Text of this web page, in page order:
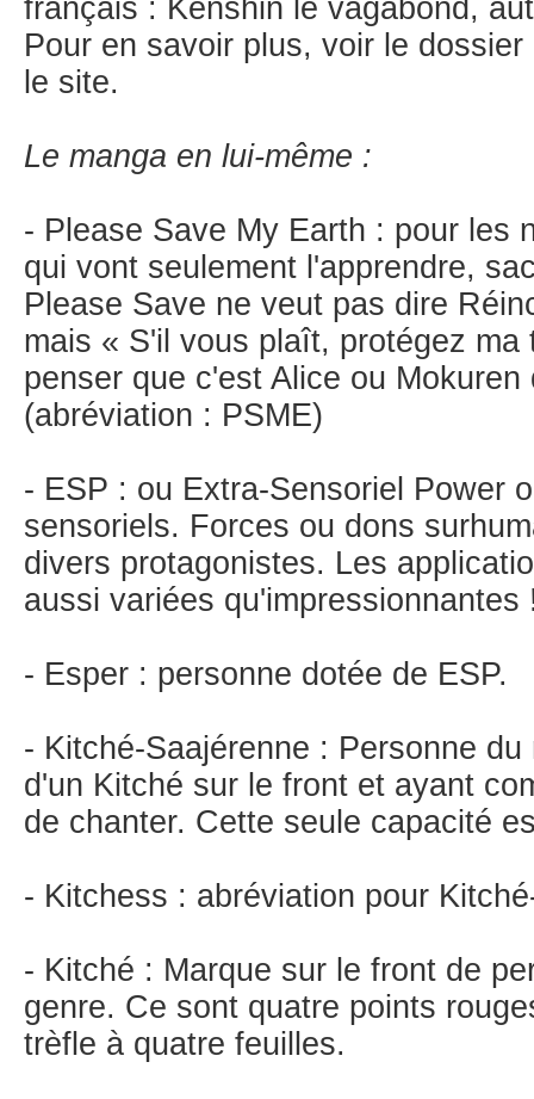
français : Kenshin le vagabond,
Pour en savoir plus, voir le
le site.
Le manga en lui-même :
- Please Save My Earth : pour les
qui vont seulement l'apprendre,
Please Save ne veut pas dire
mais « S'il vous plaît, protégez ma
penser que c'est Alice ou
(abréviation : PSME)
- ESP : ou Extra-Sensoriel Power
sensoriels. Forces ou dons
divers protagonistes. Les
aussi variées qu'impressionnantes
- Esper : personne dotée de ESP.
- Kitché-Saajérenne : Personne
d'un Kitché sur le front et ayant
de chanter. Cette seule capacité
- Kitchess : abréviation pour
- Kitché : Marque sur le front de
genre. Ce sont quatre points
trèfle à quatre feuilles.